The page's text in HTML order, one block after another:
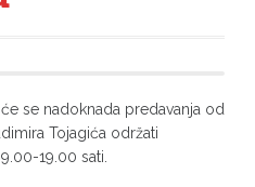
se nadoknada predavanja od
Tojagića održati
19.00 sati.